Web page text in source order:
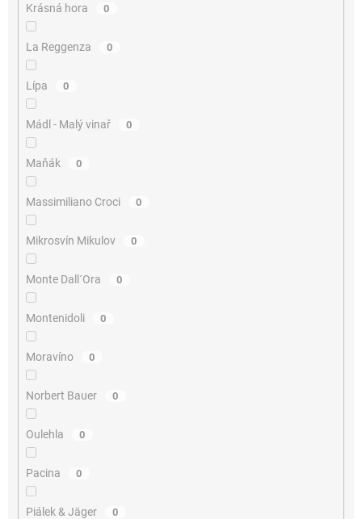
Krásná hora 0
La Reggenza 0
Lípa 0
Mádl - Malý vinař 0
Maňák 0
Massimiliano Croci 0
Mikrosvín Mikulov 0
Monte Dall´Ora 0
Montenidoli 0
Moravíno 0
Norbert Bauer 0
Oulehla 0
Pacina 0
Piálek & Jäger 0